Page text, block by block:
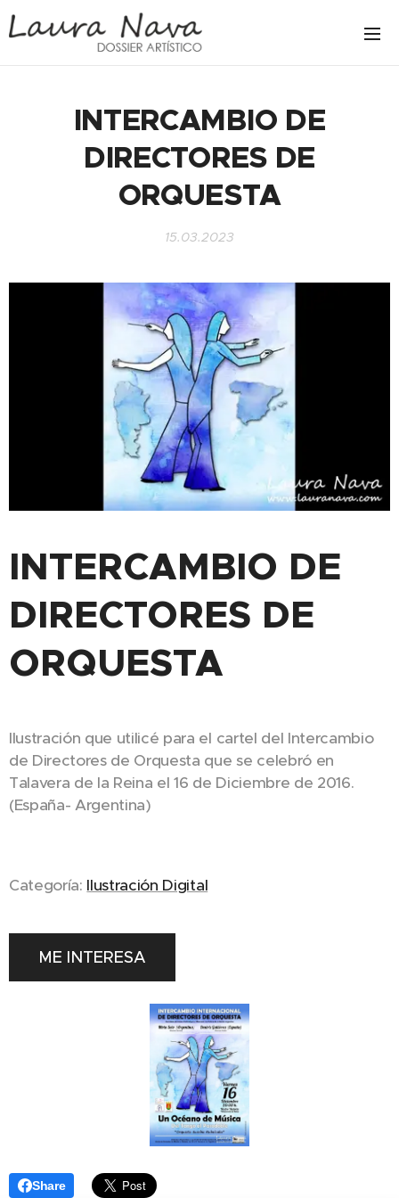
INTERCAMBIO DE
DIRECTORES DE
ORQUESTA
15.03.2023
INTERCAMBIO DE
DIRECTORES DE
ORQUESTA
Ilustración que utilicé para el cartel del Intercambio
de Directores de Orquesta que se celebró en
Talavera de la Reina el 16 de Diciembre de 2016.
(España- Argentina)
Categoría: Ilustración Digital
ME INTERESA
Share